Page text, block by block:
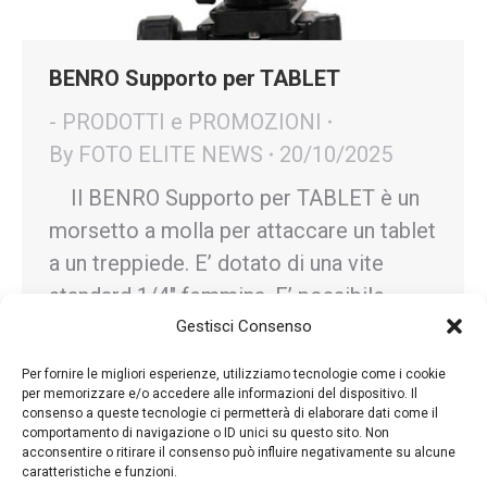
Gestisci Consenso
Per fornire le migliori esperienze, utilizziamo tecnologie come i cookie
per memorizzare e/o accedere alle informazioni del dispositivo. Il
consenso a queste tecnologie ci permetterà di elaborare dati come il
comportamento di navigazione o ID unici su questo sito. Non
acconsentire o ritirare il consenso può influire negativamente su alcune
caratteristiche e funzioni.
BENRO Supporto per TABLET
- PRODOTTI e PROMOZIONI
By FOTO ELITE NEWS
20/10/2025
Il BENRO Supporto per TABLET è un
morsetto a molla per attaccare un tablet
a un treppiede. E’ dotato di una vite
standard 1/4″ femmina. E’ possibile
inserire un tablet con larghezza tra i
11cm e 17cm.
← 1 …